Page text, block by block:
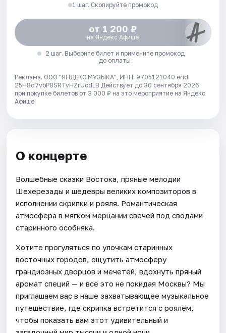
1 шаг. Скопируйте промокод
от 1 200 ₽
на Яндекс Афише
2 шаг. Выберите билет и примените промокод
до оплаты
Реклама. ООО "ЯНДЕКС МУЗЫКА", ИНН: 9705121040 erid:
25H8d7vbP8SRTvHZrUcdLB Действует до 30 сентября 2026
при покупке билетов от 3 000 ₽ на это мероприятие на Яндекс
Афише!
О концерте
Волшебные сказки Востока, пряные мелодии
Шехерезады и шедевры великих композиторов в
исполнении скрипки и рояля. Романтическая
атмосфера в мягком мерцании свечей под сводами
старинного особняка.
Хотите прогуляться по улочкам старинных
восточных городов, ощутить атмосферу
грандиозных дворцов и мечетей, вдохнуть пряный
аромат специй — и всё это не покидая Москвы? Мы
приглашаем вас в наше захватывающее музыкальное
путешествие, где скрипка встретится с роялем,
чтобы показать вам этот удивительный и